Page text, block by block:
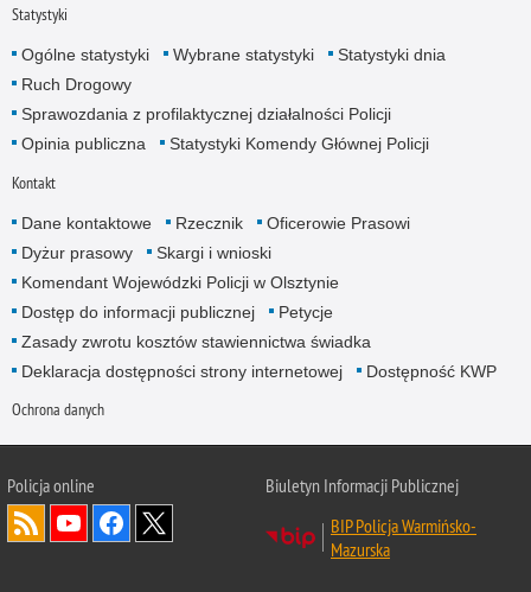
Statystyki
Ogólne statystyki Wybrane statystyki
Statystyki dnia
Ruch Drogowy
Sprawozdania z profilaktycznej działalności Policji
Opinia publiczna
Statystyki Komendy Głównej Policji
Kontakt
Dane kontaktowe Rzecznik
Oficerowie Prasowi
Dyżur prasowy
Skargi i wnioski
Komendant Wojewódzki Policji w Olsztynie
Dostęp do informacji publicznej
Petycje
Zasady zwrotu kosztów stawiennictwa świadka
Deklaracja dostępności strony internetowej
Dostępność KWP
Ochrona danych
Policja online
Biuletyn Informacji Publicznej
BIP Policja Warmińsko-
Mazurska